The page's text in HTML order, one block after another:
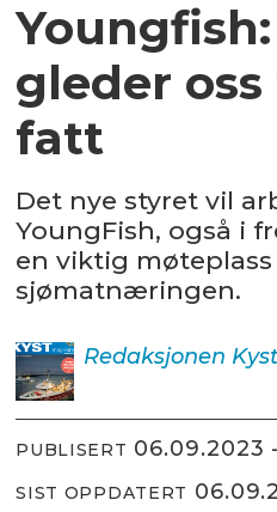
Youngfish:
gleder
fatt
Det nye styret vil
YoungFish, også i
en viktig
sjømatnæringen.
Redaksjonen
PUBLISERT 06.09.2023
SIST OPPDATERT